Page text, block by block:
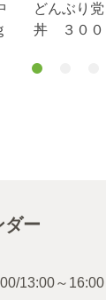
どんぶり
丼 ３００
ダー